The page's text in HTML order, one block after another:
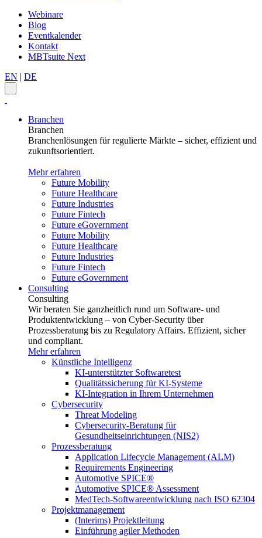
Webinare
Blog
Eventkalender
Kontakt
MBTsuite Next
EN | DE
Branchen
Branchen
Branchenlösungen für regulierte Märkte – sicher, effizient und
zukunftsorientiert.
Mehr erfahren
Future Mobility
Future Healthcare
Future Industries
Future Fintech
Future eGovernment
Future Mobility
Future Healthcare
Future Industries
Future Fintech
Future eGovernment
Consulting
Consulting
Wir beraten Sie ganzheitlich rund um Software- und
Produktentwicklung – von Cyber-Security über
Prozessberatung bis zu Regulatory Affairs. Effizient, sicher
und compliant.
Mehr erfahren
Künstliche Intelligenz
KI-unterstützter Softwaretest
Qualitätssicherung für KI-Systeme
KI-Integration in Ihrem Unternehmen
Cybersecurity
Threat Modeling
Cybersecurity-Beratung für
Gesundheitseinrichtungen (NIS2)
Prozessberatung
Application Lifecycle Management (ALM)
Requirements Engineering
Automotive SPICE®
Automotive SPICE® Assessment
MedTech-Softwareentwicklung nach ISO 62304
Projektmanagement
(Interims) Projektleitung
Einführung agiler Methoden